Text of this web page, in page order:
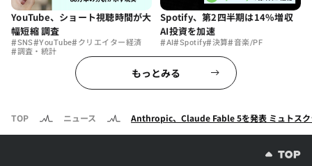
YouTube、ショート視聴時間が大
幅短縮 調査
#SNS#YouTube#クリエイター経済
#調査・統計
Spotify、第2四半期は14%増収
AI投資を加速
#AI#Spotify#決算#音楽/PF
もっとみる
TOP ニュース Anthropic、Claude Fable 5を発表 ミュトスク